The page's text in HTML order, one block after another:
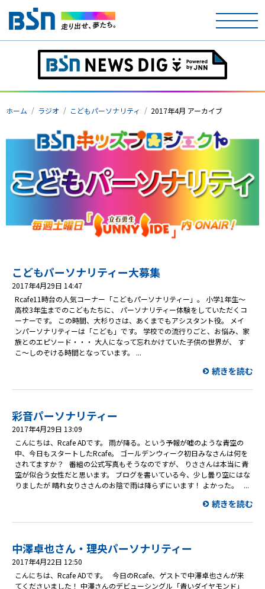
ホーム
テレビ
ラジオ
アナウンサー
イベント
ニュース
プレゼント
コンテンツ・アプリ
キッズ
ケンジュ
愛の募金
Well-being 防災・減災
お問い合わせ
ホーム ラジオ こどもパーソナリティ 2017年4月 アーカイブ
こどもパーソナリティー大募集
2017年4月29日 14:47
Rcafe11時台の人気コーナー「こどもパーソナリティー」。 小学1年生～
高校3年生までのこどもたちに、 パーソナリティー体験をしていただくコ
ーナーです。 この時間、大杉りさは、あくまでもアシスタント役。 メイ
ンパーソナリティーは「こども」です。 学校での流行りごと、お悩み、家
族とのエピソード・・・ 大人になって忘れかけていた子供の世界が、 す
こ～しのぞける時間となっています。 ...
続きを読む
彩音パーソナリティー
2017年4月29日 13:09
こんにちは、Rcafe ADです。 雨が降る。という予報が嘘のような青空の
中、今日もスタートしたRcafe。 ゴールデンウィーク初日みなさんは何を
されてますか？ 番組の公式写真もそうなのですが、 りささんは本当に青
空が似合う女性だと思います。 ブログを書いている今、少し曇り空にはな
りましたが 晴れ女りささんのお陰で雨は降らずにいます！ よかった。 ...
続きを読む
中澤卓也さん・理央パーソナリティー
2017年4月22日 12:50
こんにちは、Rcafe ADです。 今日のRcafe、ゲストで中澤卓也さんが来
てくださいました！ 中澤さんのデビューシングル「青いダイヤモンド」